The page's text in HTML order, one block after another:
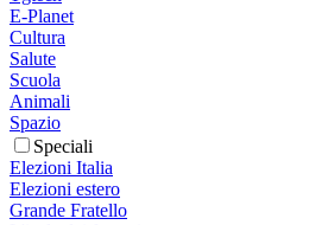
E-Planet
Cultura
Salute
Scuola
Animali
Spazio
Speciali
Elezioni Italia
Elezioni estero
Grande Fratello